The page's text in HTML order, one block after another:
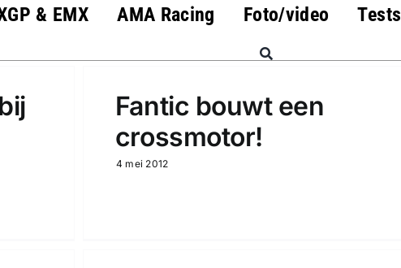
& EMX AMA Racing Foto/video Tests
Fantic bouwt een
crossmotor!
4 mei 2012